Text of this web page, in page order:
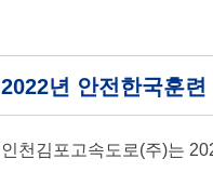
2022년 안전한국훈
인천김포고속도로(주)는